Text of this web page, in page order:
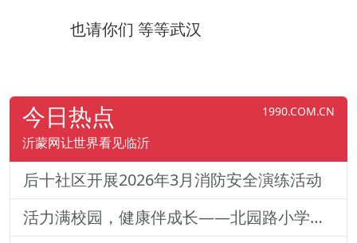
也请你们 等等武汉
今日热点 1990.COM.CN
沂蒙网让世界看见临沂
后十社区开展2026年3月消防安全演练活动
活力满校园，健康伴成长——北园路小学一二年级体质训练纪实